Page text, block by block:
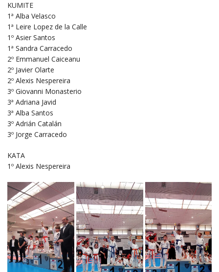
KUMITE
1ª Alba Velasco
1ª Leire Lopez de la Calle
1º Asier Santos
1ª Sandra Carracedo
2º Emmanuel Caiceanu
2º Javier Olarte
2º Alexis Nespereira
3º Giovanni Monasterio
3ª Adriana Javid
3ª Alba Santos
3º Adrián Catalán
3º Jorge Carracedo
KATA
1º Alexis Nespereira